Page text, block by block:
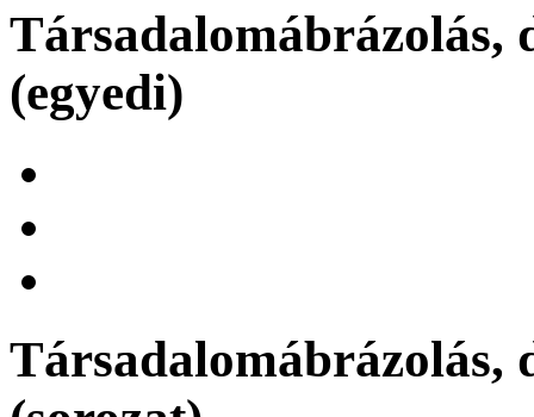
Társadalomábrázolás,
(egyedi)
Társadalomábrázolás,